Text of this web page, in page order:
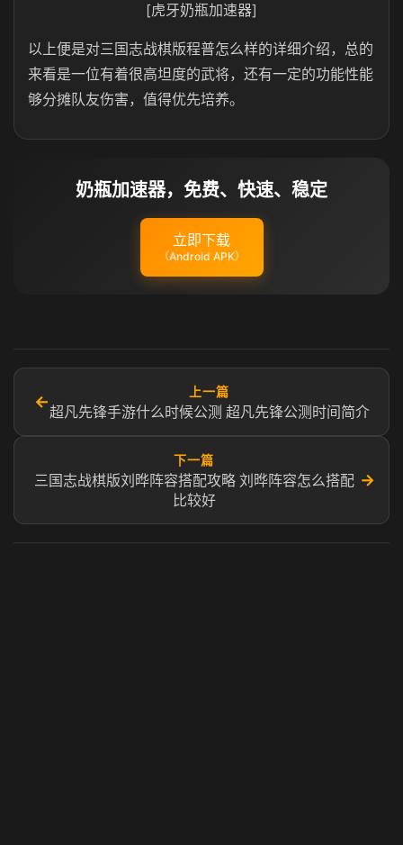
[虎牙奶瓶加速器]
以上便是对三国志战棋版程普怎么样的详细介绍，总的
来看是一位有着很高坦度的武将，还有一定的功能性能
够分摊队友伤害，值得优先培养。
奶瓶加速器，免费、快速、稳定
立即下载
（Android APK）
←
上一篇
超凡先锋手游什么时候公测 超凡先锋公测时间简介
下一篇
三国志战棋版刘晔阵容搭配攻略 刘晔阵容怎么搭配
比较好
→